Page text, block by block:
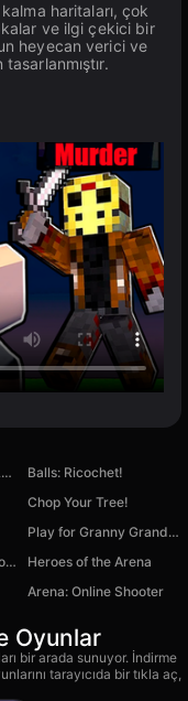
haritaları, çok
ve ilgi çekici bir
heyecan verici ve
Obby Parkour: Easy Level
Balls: Ricochet!
Chop Your Tree!
Play for Granny Grandpa or Slendrina
Supermarket Simulator: Store Cashier
Heroes of the Arena
Arena: Online Shooter
Oyunlar
bir arada sunuyor. İndirme
tarayıcıda bir tıkla aç,